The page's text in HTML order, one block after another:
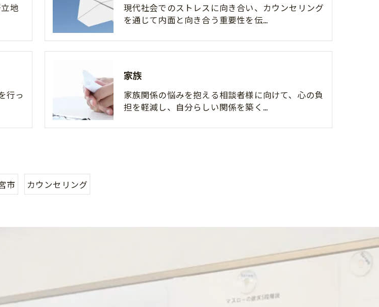
地
現代社会でのストレスに向き合い、カウンセリング
を通じて内面と向き合う重要性を伝…
行っ
家族
家族関係の悩みを抱える相談者様に向けて、心の負
担を軽減し、自分らしい関係を築く…
市 カウンセリング